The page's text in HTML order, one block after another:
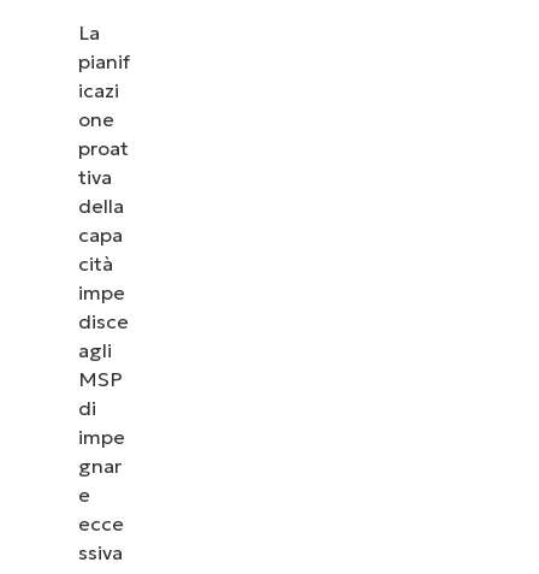
La
pianif
icazi
one
proat
tiva
della
capa
cità
impe
disce
agli
MSP
di
impe
gnar
e
ecce
ssiva